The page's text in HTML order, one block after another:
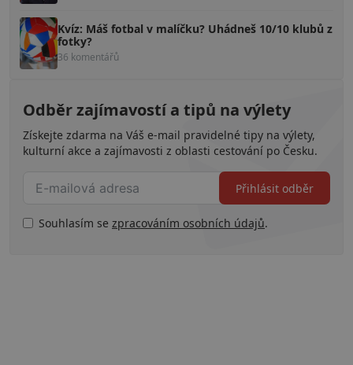
Kvíz: Máš fotbal v malíčku? Uhádneš 10/10 klubů z
fotky?
36 komentářů
Odběr zajímavostí a tipů na výlety
Získejte zdarma na Váš e-mail pravidelné tipy na výlety,
kulturní akce a zajímavosti z oblasti cestování po Česku.
Souhlasím se zpracováním osobních údajů.
Přihlásit odběr